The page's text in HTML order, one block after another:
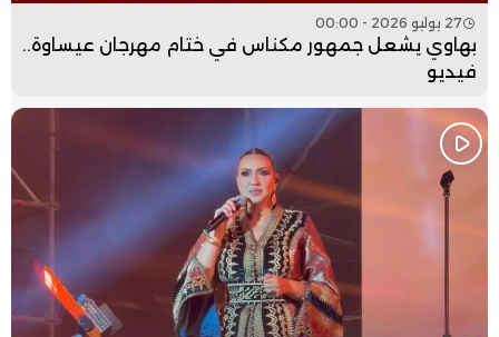
27 يوليو 2026 - 00:00
بهاوي يشعل جمهور مكناس في ختام مهرجان عيساوة..
فيديو